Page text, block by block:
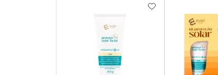
ADICIONAR AOS